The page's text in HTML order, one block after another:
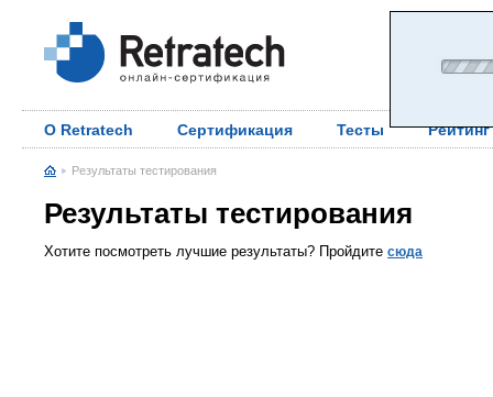
О Retratech Сертификация Тесты Рейтинг
Результаты тестирования
Результаты тестирования
Хотите посмотреть лучшие результаты? Пройдите сюда